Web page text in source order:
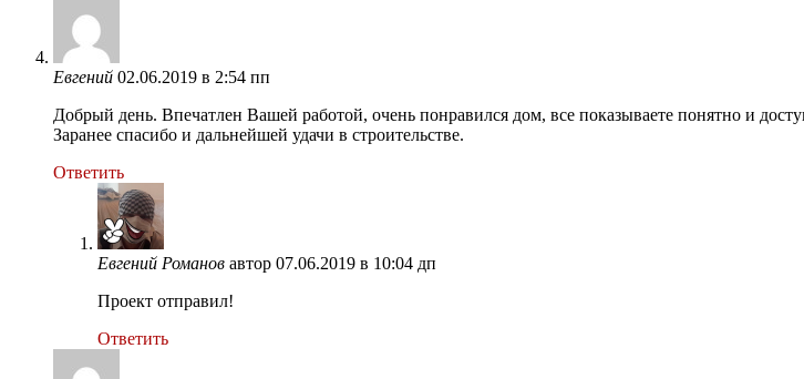
Евгений 02.06.2019 в 2:54 пп
Добрый день. Впечатлен Вашей работой, очень понравился дом, все показываете понятно и
Заранее спасибо и дальнейшей удачи в строительстве.
Ответить
Евгений Романов автор 07.06.2019 в 10:04 дп
Проект отправил!
Ответить